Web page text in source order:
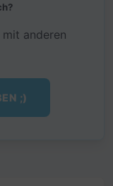
anderen
;)